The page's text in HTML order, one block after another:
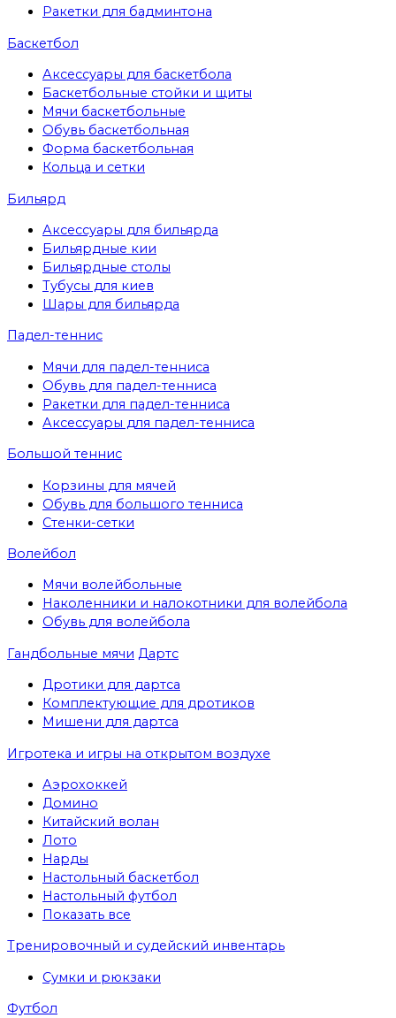
Ракетки для бадминтона
Баскетбол
Аксессуары для баскетбола
Баскетбольные стойки и щиты
Мячи баскетбольные
Обувь баскетбольная
Форма баскетбольная
Кольца и сетки
Бильярд
Аксессуары для бильярда
Бильярдные кии
Бильярдные столы
Тубусы для киев
Шары для бильярда
Падел-теннис
Мячи для падел-тенниса
Обувь для падел-тенниса
Ракетки для падел-тенниса
Аксессуары для падел-тенниса
Большой теннис
Корзины для мячей
Обувь для большого тенниса
Стенки-сетки
Волейбол
Мячи волейбольные
Наколенники и налокотники для волейбола
Обувь для волейбола
Гандбольные мячи Дартс
Дротики для дартса
Комплектующие для дротиков
Мишени для дартса
Игротека и игры на открытом воздухе
Аэрохоккей
Домино
Китайский волан
Лото
Нарды
Настольный баскетбол
Настольный футбол
Показать все
Тренировочный и судейский инвентарь
Сумки и рюкзаки
Футбол